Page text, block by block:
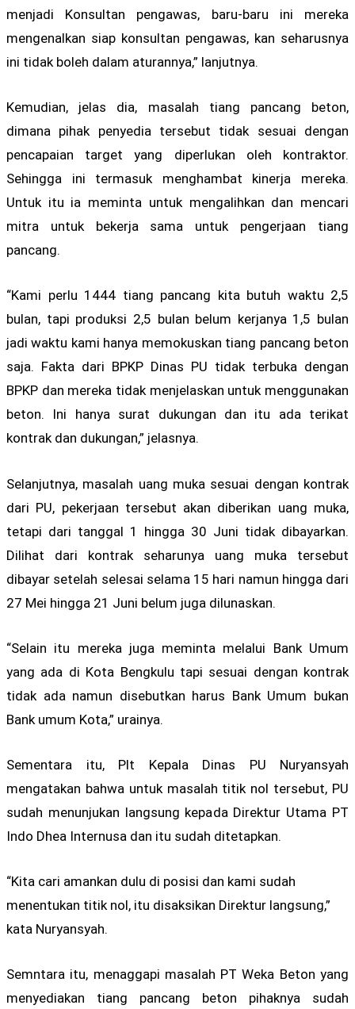
menjadi Konsultan pengawas, baru-baru ini mereka
mengenalkan siap konsultan pengawas, kan seharusnya
ini tidak boleh dalam aturannya,” lanjutnya.
Kemudian, jelas dia, masalah tiang pancang beton,
dimana pihak penyedia tersebut tidak sesuai dengan
pencapaian target yang diperlukan oleh kontraktor.
Sehingga ini termasuk menghambat kinerja mereka.
Untuk itu ia meminta untuk mengalihkan dan mencari
mitra untuk bekerja sama untuk pengerjaan tiang
pancang.
“Kami perlu 1444 tiang pancang kita butuh waktu 2,5
bulan, tapi produksi 2,5 bulan belum kerjanya 1,5 bulan
jadi waktu kami hanya memokuskan tiang pancang beton
saja. Fakta dari BPKP Dinas PU tidak terbuka dengan
BPKP dan mereka tidak menjelaskan untuk menggunakan
beton. Ini hanya surat dukungan dan itu ada terikat
kontrak dan dukungan,” jelasnya.
Selanjutnya, masalah uang muka sesuai dengan kontrak
dari PU, pekerjaan tersebut akan diberikan uang muka,
tetapi dari tanggal 1 hingga 30 Juni tidak dibayarkan.
Dilihat dari kontrak seharunya uang muka tersebut
dibayar setelah selesai selama 15 hari namun hingga dari
27 Mei hingga 21 Juni belum juga dilunaskan.
“Selain itu mereka juga meminta melalui Bank Umum
yang ada di Kota Bengkulu tapi sesuai dengan kontrak
tidak ada namun disebutkan harus Bank Umum bukan
Bank umum Kota,” urainya.
Sementara itu, Plt Kepala Dinas PU Nuryansyah
mengatakan bahwa untuk masalah titik nol tersebut, PU
sudah menunjukan langsung kepada Direktur Utama PT
Indo Dhea Internusa dan itu sudah ditetapkan.
“Kita cari amankan dulu di posisi dan kami sudah
menentukan titik nol, itu disaksikan Direktur langsung,”
kata Nuryansyah.
Semntara itu, menaggapi masalah PT Weka Beton yang
menyediakan tiang pancang beton pihaknya sudah